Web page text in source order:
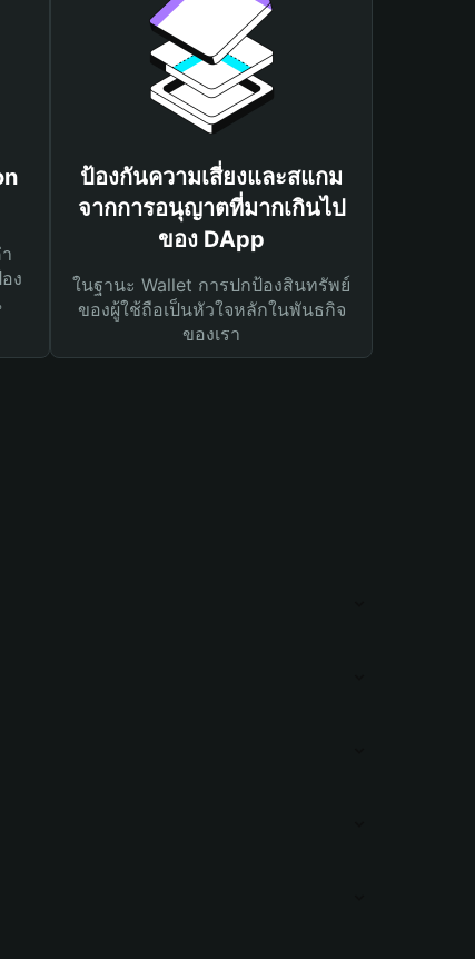
ง
ป้องกันความเสี่ยงและสแกม
จากการอนุญาตที่มากเกินไป
ของ DApp
ในฐานะ Wallet การปกป้องสินทรัพย์
ของผู้ใช้ถือเป็นหัวใจหลักในพันธกิจ
ของเรา